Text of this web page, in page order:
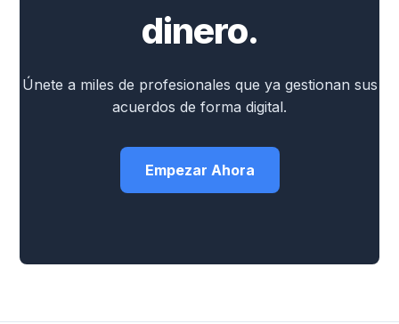
dinero.
Únete a miles de profesionales que ya gestionan sus
acuerdos de forma digital.
Empezar Ahora